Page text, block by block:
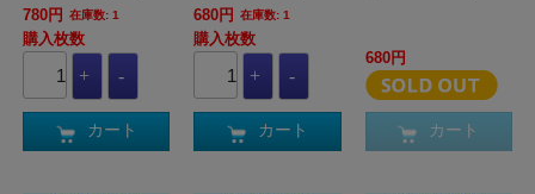
780円 在庫数: 1
購入枚数
カート
680円 在庫数: 1
購入枚数
カート
680円
カート